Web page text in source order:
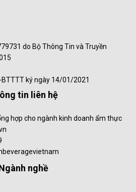
do Bộ Thông Tin và Truyền
BTTTT ký ngày 14/01/2021
tin liên hệ
hợp cho ngành kinh doanh ẩm thực
nghề